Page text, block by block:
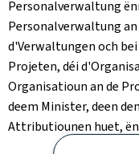
Personalverwaltung
Personalverwaltung
d'Verwaltungen och
Projeten, déi
Organisatioun an de
deem Minister, deen
Attributiounen huet,